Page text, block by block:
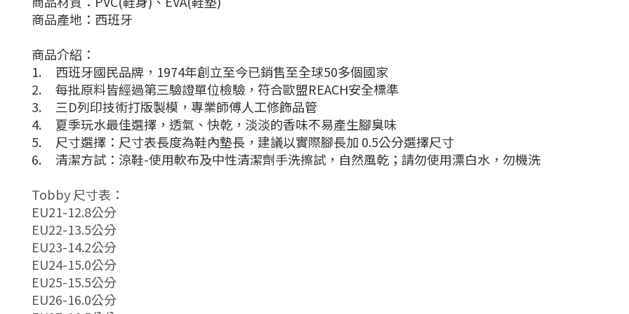
商品產地：西班牙
商品介紹：
1. 西班牙國民品牌，1974年創立至今已銷售至全球50多個國家
2. 每批原料皆經過第三驗證單位檢驗，符合歐盟REACH安全標準
3. 三D列印技術打版製模，專業師傅人工修飾品管
4. 夏季玩水最佳選擇，透氣、快乾，淡淡的香味不易產生腳臭味
5. 尺寸選擇：尺寸表長度為鞋內墊長，建議以實際腳長加 0.5公分選擇尺寸
6. 清潔方試：涼鞋-使用軟布及中性清潔劑手洗擦試，自然風乾；請勿使用漂白水，勿機洗
Tobby 尺寸表：
EU21-12.8公分
EU22-13.5公分
EU23-14.2公分
EU24-15.0公分
EU25-15.5公分
EU26-16.0公分